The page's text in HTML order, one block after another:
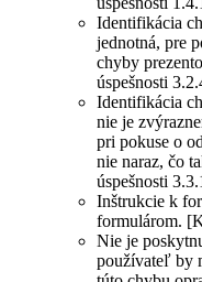
Identifikácia
jednotná, pre
chyby
úspešnosti
Identifikácia
nie je
pri pokuse o
nie naraz, čo
úspešnosti
Inštrukcie k
formulárom.
Nie je
používateľ by